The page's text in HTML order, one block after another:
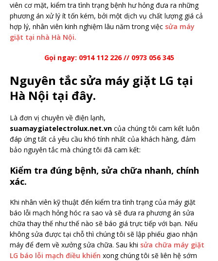
viên cơ mặt, kiểm tra tình trạng bệnh hư hỏng đưa ra những
phương án xử lý ít tốn kém, bởi một dịch vụ chất lượng giá cả
hợp lý, nhân viên kinh nghiệm lâu năm trong việc sửa máy
giặt tại nhà Hà Nội.
Gọi ngay: 0914 112 226 // 0973 056 345
Nguyên tắc sửa máy giặt LG tại
Hà Nội tại đây.
Là đơn vị chuyên về điện lạnh,
suamaygiatelectrolux.net.vn của chúng tôi cam kết luôn
đáp ứng tất cả yêu cầu khó tính nhất của khách hàng, đảm
bảo nguyên tắc mà chúng tôi đã cam kết:
Kiểm tra đúng bệnh, sửa chữa nhanh, chính
xác.
Khi nhân viên kỹ thuật đến kiểm tra tình trạng của máy giặt
báo lỗi mạch hỏng hóc ra sao và sẽ đưa ra phương án sửa
chữa thay thế như thế nào sẽ báo giá trực tiếp với bạn. Nếu
không sửa được tại chỗ thì chúng tôi sẽ lập phiếu giao nhận
máy để đem về xưởng sửa chữa. Sau khi sửa chữa máy giặt
LG báo lỗi mạch điều khiển xong chúng tôi sẽ liên hệ sớm